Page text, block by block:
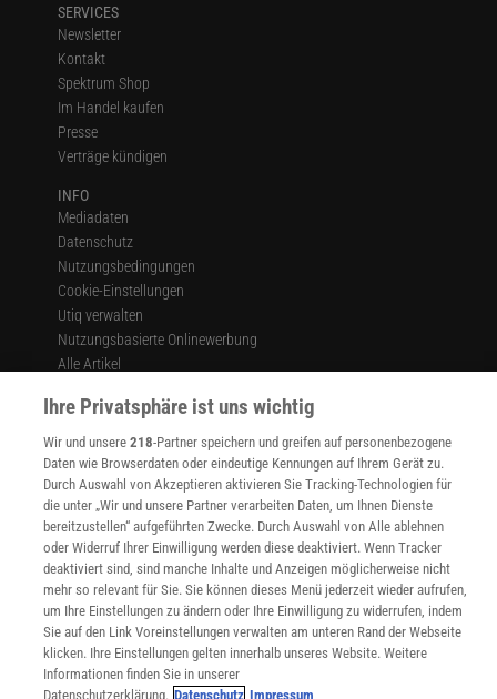
SERVICES
Newsletter
Kontakt
Spektrum Shop
Im Handel kaufen
Presse
Verträge kündigen
INFO
Mediadaten
Datenschutz
Nutzungsbedingungen
Cookie-Einstellungen
Utiq verwalten
Nutzungsbasierte Onlinewerbung
Alle Artikel
Angebote für Schulen
Angebote für Institutionen
Sprachen lernen mit Gymglish
Lexika
Für Spektrum schreiben
Zugänglichkeitserklärung
WEBSEITEN
KielSCN
Wissenschaft in die Schulen
SciLogs
Ihre Privatsphäre ist uns wichtig
Wir und unsere218-Partner speichern und greifen auf personenbezogene
Daten wie Browserdaten oder eindeutige Kennungen auf Ihrem Gerät zu.
Durch Auswahl von Akzeptieren aktivieren Sie Tracking-Technologien für
die unter „Wir und unsere Partner verarbeiten Daten, um Ihnen Dienste
bereitzustellen“ aufgeführten Zwecke. Durch Auswahl von Alle ablehnen
oder Widerruf Ihrer Einwilligung werden diese deaktiviert. Wenn Tracker
deaktiviert sind, sind manche Inhalte und Anzeigen möglicherweise nicht
mehr so relevant für Sie. Sie können dieses Menü jederzeit wieder aufrufen,
um Ihre Einstellungen zu ändern oder Ihre Einwilligung zu widerrufen, indem
Sie auf den Link Voreinstellungen verwalten am unteren Rand der Webseite
klicken. Ihre Einstellungen gelten innerhalb unseres Website. Weitere
Informationen finden Sie in unserer
Datenschutzerklärung. Datenschutz Impressum